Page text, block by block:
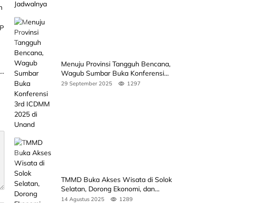
Menuju Provinsi Tangguh Bencana,
Wagub Sumbar Buka Konferensi
3rd ICDMM 2025 di Unand
29 September 2025 1297
TMMD Buka Akses Wisata di Solok
Selatan, Dorong Ekonomi, dan
Perkuat Peran Masyarakat
14 Agustus 2025 1289